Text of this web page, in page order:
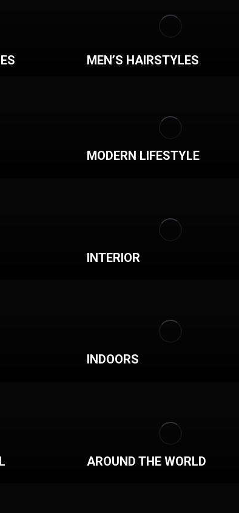
MEN’S HAIRSTYLES
MODERN LIFESTYLE
INTERIOR
INDOORS
AROUND THE WORLD